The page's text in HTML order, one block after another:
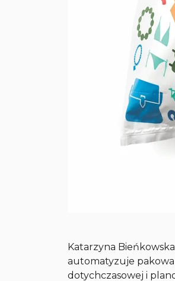
Katarzyna
automatyzuje
dotychczasowej i